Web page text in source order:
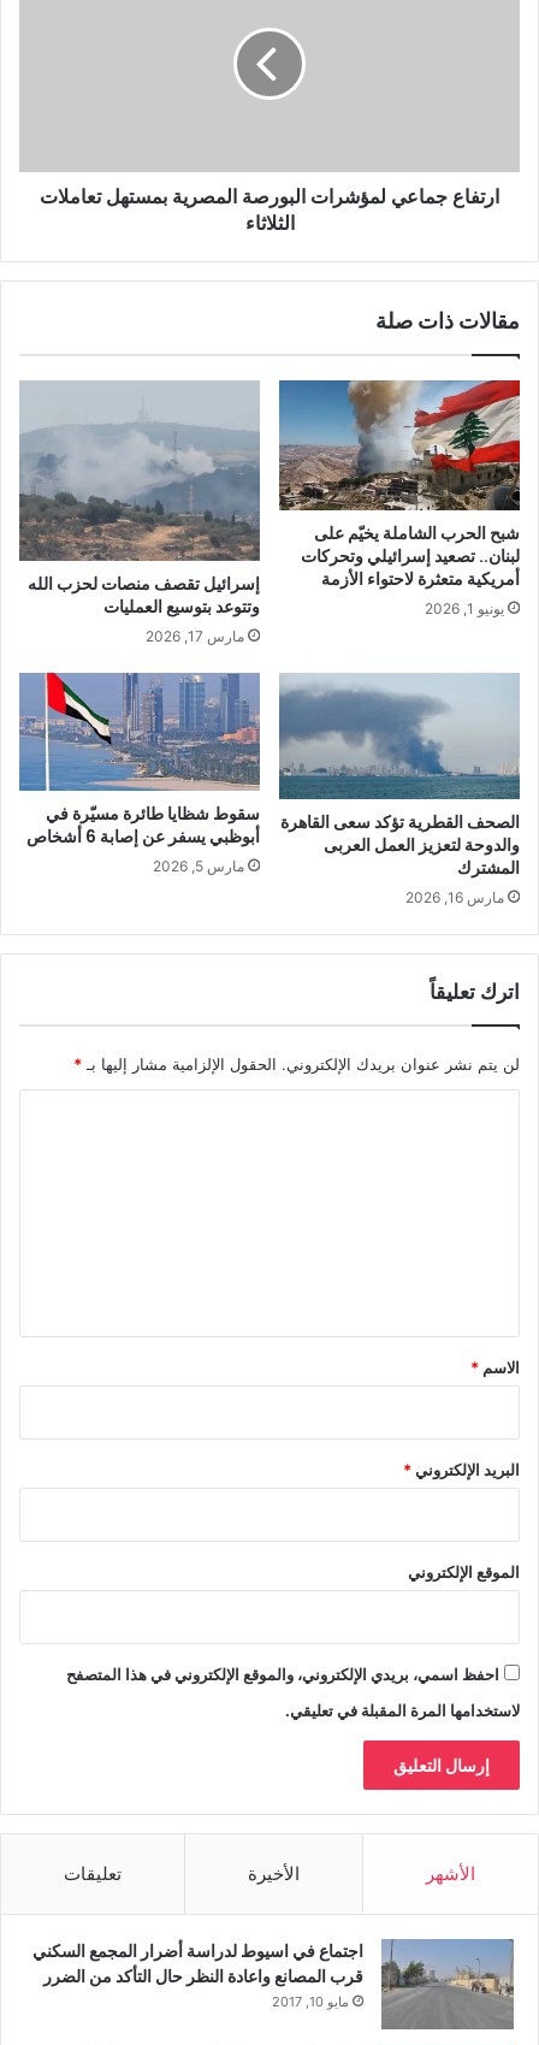
ارتفاع جماعي لمؤشرات البورصة المصرية بمستهل تعاملات
الثلاثاء
مقالات ذات صلة
شبح الحرب الشاملة يخيّم على
لبنان.. تصعيد إسرائيلي وتحركات
أمريكية متعثرة لاحتواء الأزمة
يونيو 1, 2026
إسرائيل تقصف منصات لحزب الله
وتتوعد بتوسيع العمليات
مارس 17, 2026
الصحف القطرية تؤكد سعى القاهرة
والدوحة لتعزيز العمل العربى
المشترك
مارس 16, 2026
سقوط شظايا طائرة مسيّرة في
أبوظبي يسفر عن إصابة 6 أشخاص
مارس 5, 2026
اترك تعليقاً
لن يتم نشر عنوان بريدك الإلكتروني. الحقول الإلزامية مشار إليها بـ*
*
الاسم *
البريد الإلكتروني*
الموقع الإلكتروني
احفظ اسمي، بريدي الإلكتروني، والموقع الإلكتروني في هذا المتصفح
لاستخدامها المرة المقبلة في تعليقي.
الأشهر الأخيرة تعليقات
اجتماع في اسيوط لدراسة أضرار المجمع السكني
قرب المصانع واعادة النظر حال التأكد من الضرر
مايو 10, 2017